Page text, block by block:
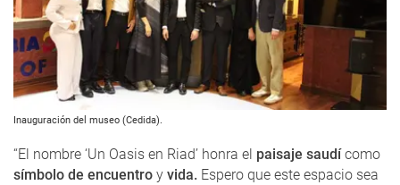
Inauguración del museo (Cedida).
“El nombre ‘Un Oasis en Riad’ honra el paisaje saudícomo
símbolo de encuentro y vida. Espero que este espacio sea